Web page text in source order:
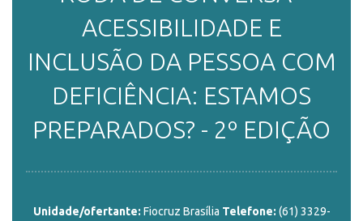
PLATAFORMAS
ACESSIBILIDADE E
INCLUSÃO DA PESSOA COM
DEFICIÊNCIA: ESTAMOS
PREPARADOS? - 2º EDIÇÃO
Unidade/ofertante: Fiocruz Brasília Telefone: (61) 3329-